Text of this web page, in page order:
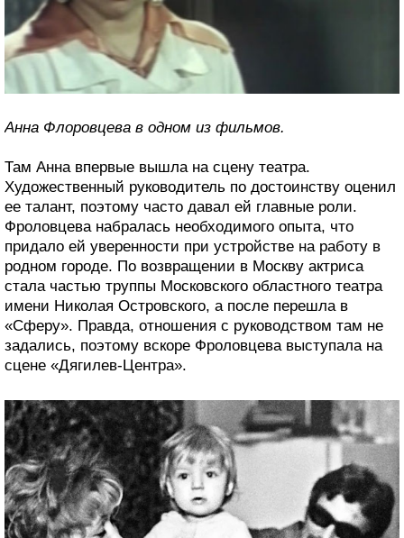
Анна Флоровцева в одном из фильмов.
Там Анна впервые вышла на сцену театра.
Художественный руководитель по достоинству оценил
ее талант, поэтому часто давал ей главные роли.
Фроловцева набралась необходимого опыта, что
придало ей уверенности при устройстве на работу в
родном городе. По возвращении в Москву актриса
стала частью труппы Московского областного театра
имени Николая Островского, а после перешла в
«Сферу». Правда, отношения с руководством там не
задались, поэтому вскоре Фроловцева выступала на
сцене «Дягилев-Центра».